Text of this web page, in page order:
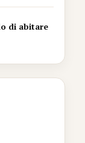
di abitare